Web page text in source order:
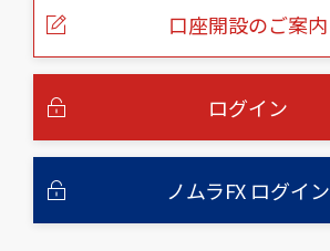
口座開設のご案内
ログイン
ノムラFX ログイン